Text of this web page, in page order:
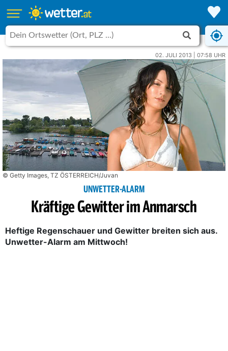
02. JULI 2013 | 07:58 UHR
© Getty Images, TZ ÖSTERREICH/Juvan
UNWETTER-ALARM
Kräftige Gewitter im Anmarsch
Heftige Regenschauer und Gewitter breiten sich aus.
Unwetter-Alarm am Mittwoch!